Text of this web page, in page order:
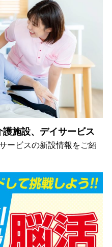
施設、デイサービス
ービスの新設情報をご紹